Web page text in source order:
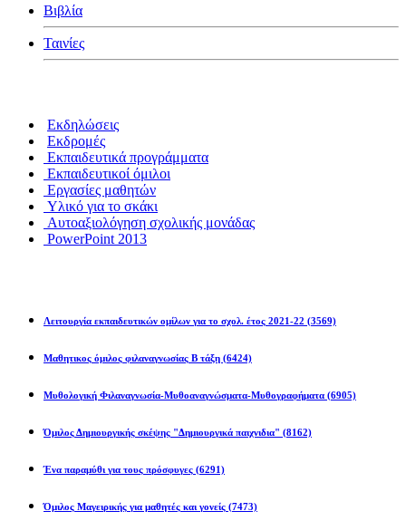
Βιβλία
Ταινίες
Εκδηλώσεις
Εκδρομές
Εκπαιδευτικά προγράμματα
Εκπαιδευτικοί όμιλοι
Εργασίες μαθητών
Υλικό για το σκάκι
Αυτοαξιολόγηση σχολικής μονάδας
PowerPoint 2013
Λειτουργία εκπαιδευτικών ομίλων για το σχολ. έτος 2021-22 (3569)
Μαθητικος όμιλος φιλαναγνωσίας Β τάξη (6424)
Μυθολογική Φιλαναγνωσία-Μυθοαναγνώσματα-Μυθογραφήματα (6905)
Όμιλος Δημιουργικής σκέψης "Δημιουργικά παιχνιδια" (8162)
Ένα παραμύθι για τους πρόσφυγες (6291)
Όμιλος Μαγειρικής για μαθητές και γονείς (7473)